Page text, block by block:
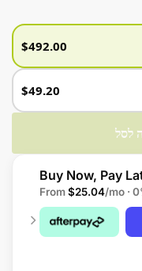
$492.00
$49.20
לסל
Buy Now, Pay
From$25.04/mo ·